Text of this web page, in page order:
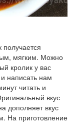
получается
мягким. Можно
кролик у вас
написать нам
читать и
вкус
дополняет вкус
На приготовление